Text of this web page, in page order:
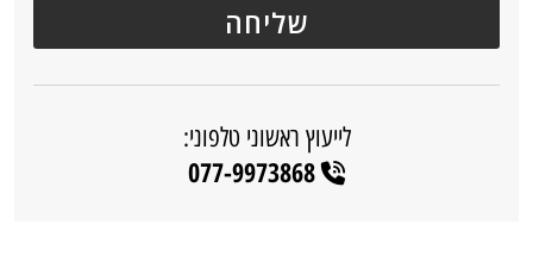
לייעוץ ראשוני טלפוני:
077-9973868